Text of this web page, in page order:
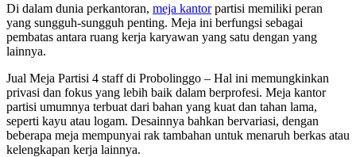
Di dalam dunia perkantoran, meja kantorpartisi memiliki peran
yang sungguh-sungguh penting. Meja ini berfungsi sebagai
pembatas antara ruang kerja karyawan yang satu dengan yang
lainnya.
Jual Meja Partisi 4 staff di Probolinggo – Hal ini memungkinkan
privasi dan fokus yang lebih baik dalam berprofesi. Meja kantor
partisi umumnya terbuat dari bahan yang kuat dan tahan lama,
seperti kayu atau logam. Desainnya bahkan bervariasi, dengan
beberapa meja mempunyai rak tambahan untuk menaruh berkas atau
kelengkapan kerja lainnya.